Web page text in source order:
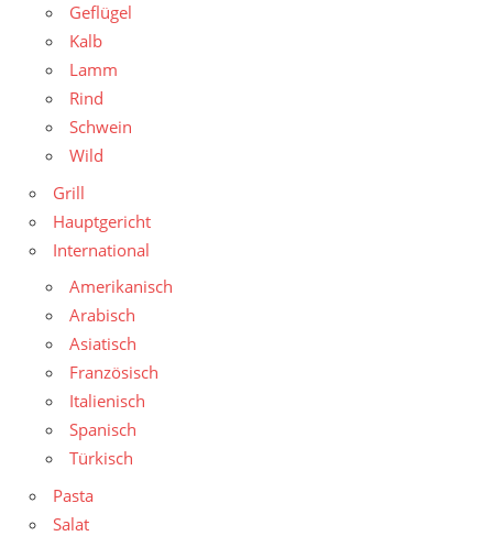
Geflügel
Kalb
Lamm
Rind
Schwein
Wild
Grill
Hauptgericht
International
Amerikanisch
Arabisch
Asiatisch
Französisch
Italienisch
Spanisch
Türkisch
Pasta
Salat